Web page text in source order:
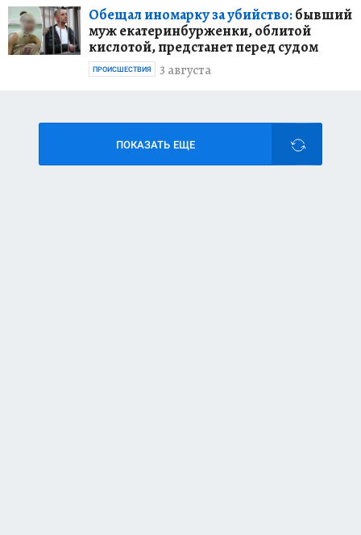
Обещал иномарку за убийство:бывший
муж екатеринбурженки, облитой
кислотой, предстанет перед судом
3 августа
ПРОИСШЕСТВИЯ
ПОКАЗАТЬ ЕЩЕ